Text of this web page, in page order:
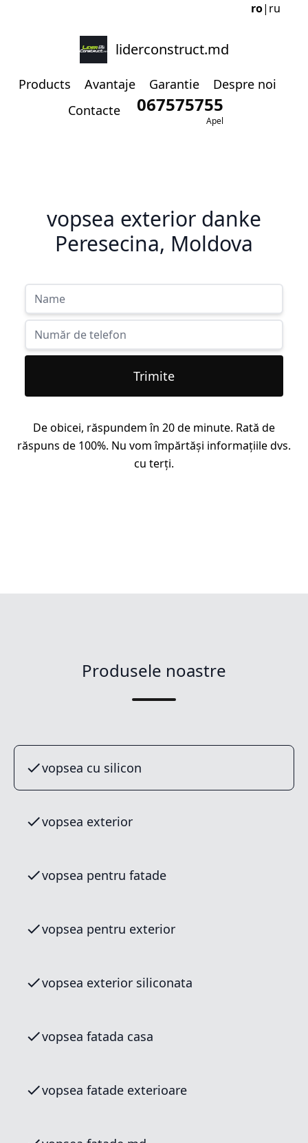
ro| ru
liderconstruct.md
Products Avantaje Garantie
Despre noi
Contacte
067575755
Apel
vopsea exterior danke
Peresecina, Moldova
Trimite
De obicei, răspundem în 20 de minute. Rată de
răspuns de 100%. Nu vom împărtăși informațiile dvs.
cu terți.
Produsele noastre
vopsea cu silicon
vopsea exterior
vopsea pentru fatade
vopsea pentru exterior
vopsea exterior siliconata
vopsea fatada casa
vopsea fatade exterioare